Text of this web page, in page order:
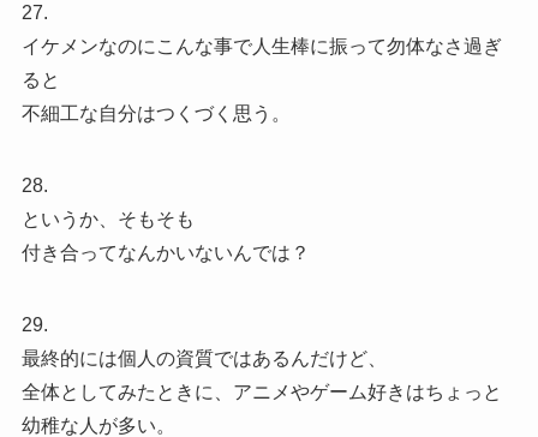
27.
イケメンなのにこんな事で人生棒に振って勿体なさ過ぎ
ると
不細工な自分はつくづく思う。
28.
というか、そもそも
付き合ってなんかいないんでは？
29.
最終的には個人の資質ではあるんだけど、
全体としてみたときに、アニメやゲーム好きはちょっと
幼稚な人が多い。